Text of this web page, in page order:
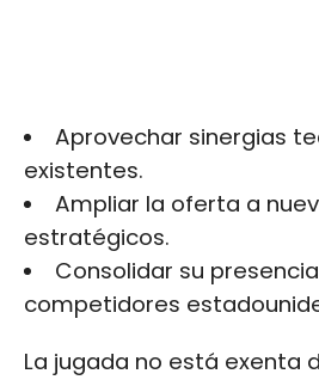
Aprovechar sinergias
existentes.
Ampliar la oferta a
estratégicos.
Consolidar su
competidores
La jugada no está exenta